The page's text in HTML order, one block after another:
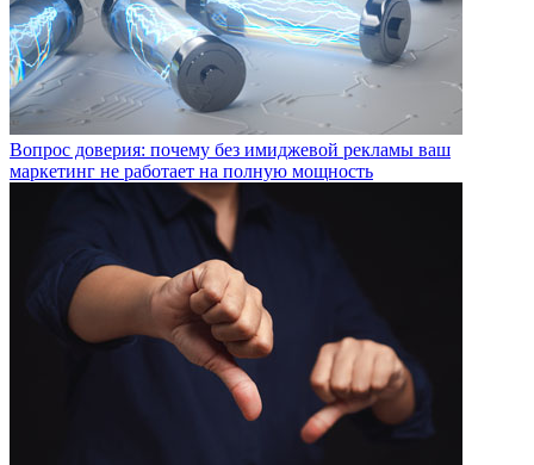
Вопрос доверия: почему без имиджевой рекламы ваш
маркетинг не работает на полную мощность